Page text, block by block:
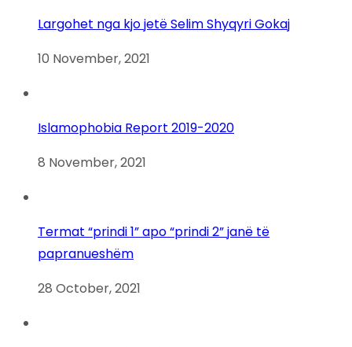
Largohet nga kjo jetë Selim Shyqyri Gokaj
10 November, 2021
Islamophobia Report 2019-2020
8 November, 2021
Termat “prindi 1” apo “prindi 2” janë të
papranueshëm
28 October, 2021